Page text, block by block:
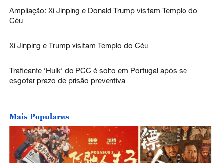
Ampliação: Xi Jinping e Donald Trump visitam Templo do
Céu
Xi Jinping e Trump visitam Templo do Céu
Traficante ‘Hulk’ do PCC é solto em Portugal após se
esgotar prazo de prisão preventiva
Mais Populares